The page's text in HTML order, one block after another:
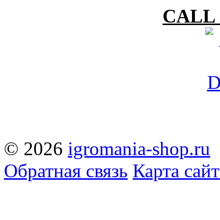
CALL
© 2026 igromania-shop.ru
Обратная связь Карта